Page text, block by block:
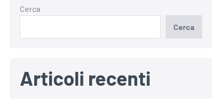
Cerca
Cerca
Articoli recenti